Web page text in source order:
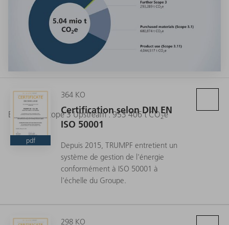
Emissions Scope 3 Upstream : 953 406 t CO2e
pdf
364 KO
Certification selon DIN EN
ISO 50001
Depuis 2015, TRUMPF entretient un
système de gestion de l'énergie
conformément à ISO 50001 à
l'échelle du Groupe.
298 KO